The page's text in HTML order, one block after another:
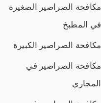
مكافحة الصراصير الصغيرة
في المطبخ
مكافحة الصراصير الكبيرة
مكافحة الصراصير في
المجاري